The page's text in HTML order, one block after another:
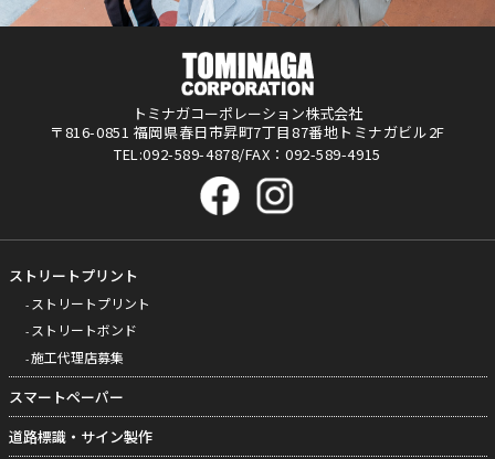
トミナガコーポレーション株式会社
〒816-0851 福岡県春日市昇町7丁目87番地トミナガビル2F
TEL:092-589-4878/FAX：092-589-4915
ストリートプリント
ストリートプリント
ストリートボンド
施工代理店募集
スマートペーパー
道路標識・サイン製作